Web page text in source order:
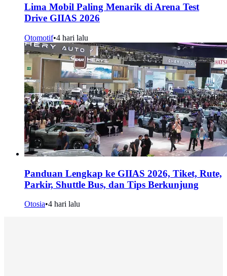
Lima Mobil Paling Menarik di Arena Test
Drive GIIAS 2026
Otomotif•4 hari lalu
Panduan Lengkap ke GIIAS 2026, Tiket, Rute,
Parkir, Shuttle Bus, dan Tips Berkunjung
Otosia•4 hari lalu